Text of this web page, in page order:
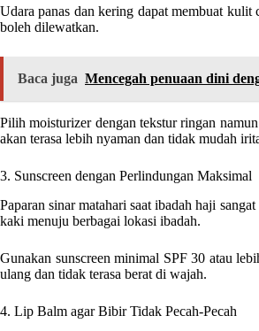
Udara panas dan kering dapat membuat
boleh dilewatkan.
Baca juga Mencegah penuaan dini
Pilih moisturizer dengan tekstur ringan
akan terasa lebih nyaman dan tidak mudah
3. Sunscreen dengan Perlindungan Maksimal
Paparan sinar matahari saat ibadah haji
kaki menuju berbagai lokasi ibadah.
Gunakan sunscreen minimal SPF 30 atau
ulang dan tidak terasa berat di wajah.
4. Lip Balm agar Bibir Tidak Pecah-Pecah